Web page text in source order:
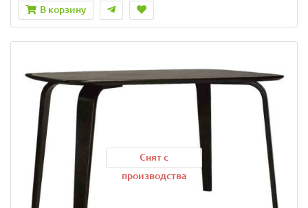
В корзину
Снят с
производства